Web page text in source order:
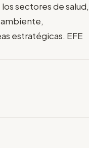
sectores de salud,
estratégicas. EFE